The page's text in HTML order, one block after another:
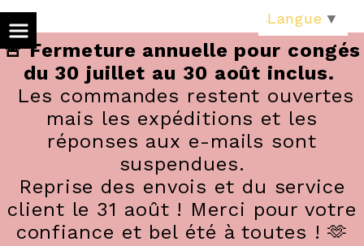
🚨 Fermeture annuelle pour congés
du 30 juillet au 30 août inclus.
Les commandes restent ouvertes
mais les expéditions et les
réponses aux e-mails sont
suspendues.
Reprise des envois et du service
client le 31 août ! Merci pour votre
confiance et bel été à toutes ! 🫶
Langue ▼